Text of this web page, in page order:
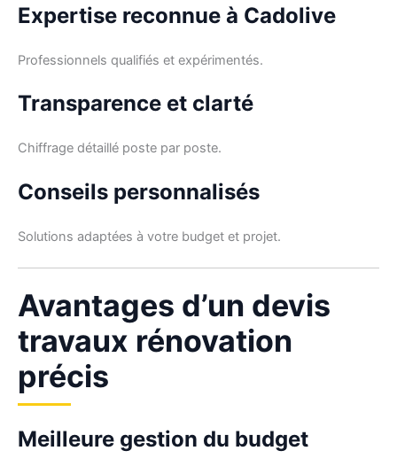
Expertise reconnue à Cadolive
Professionnels qualifiés et expérimentés.
Transparence et clarté
Chiffrage détaillé poste par poste.
Conseils personnalisés
Solutions adaptées à votre budget et projet.
Avantages d’un devis
travaux rénovation
précis
Meilleure gestion du budget